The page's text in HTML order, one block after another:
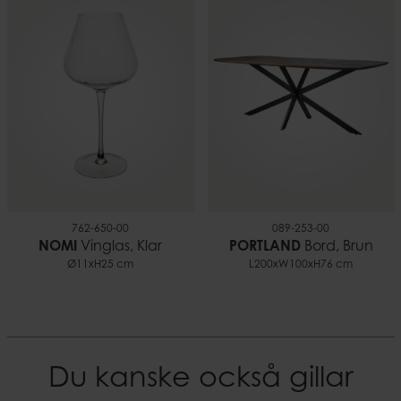
762-650-00
NOMI Vinglas, Klar
Ø11xH25 cm
089-253-00
PORTLAND Bord, Brun
L200xW100xH76 cm
Du kanske också gillar